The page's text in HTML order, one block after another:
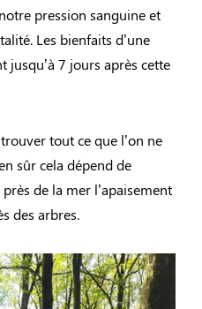
pression sanguine et
Les bienfaits d’une
jusqu’à 7 jours après cette
tout ce que l’on ne
sûr cela dépend de
de la mer l’apaisement
des arbres.